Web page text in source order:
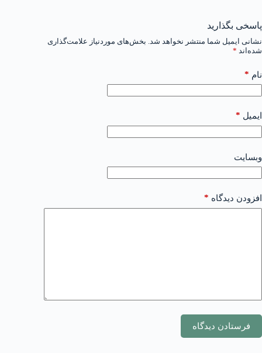
پاسخی بگذارید
نشانی ایمیل شما منتشر نخواهد شد. بخش‌های موردنیاز علامت‌گذاری
شده‌اند *
نام *
ایمیل *
وبسایت
افزودن دیدگاه *
فرستادن دیدگاه